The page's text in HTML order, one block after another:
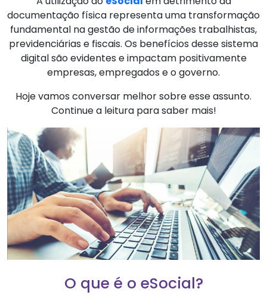
documentação física representa uma transformação
fundamental na gestão de informações trabalhistas,
previdenciárias e fiscais. Os benefícios desse sistema
digital são evidentes e impactam positivamente
empresas, empregados e o governo.
Hoje vamos conversar melhor sobre esse assunto.
Continue a leitura para saber mais!
O que é o eSocial?